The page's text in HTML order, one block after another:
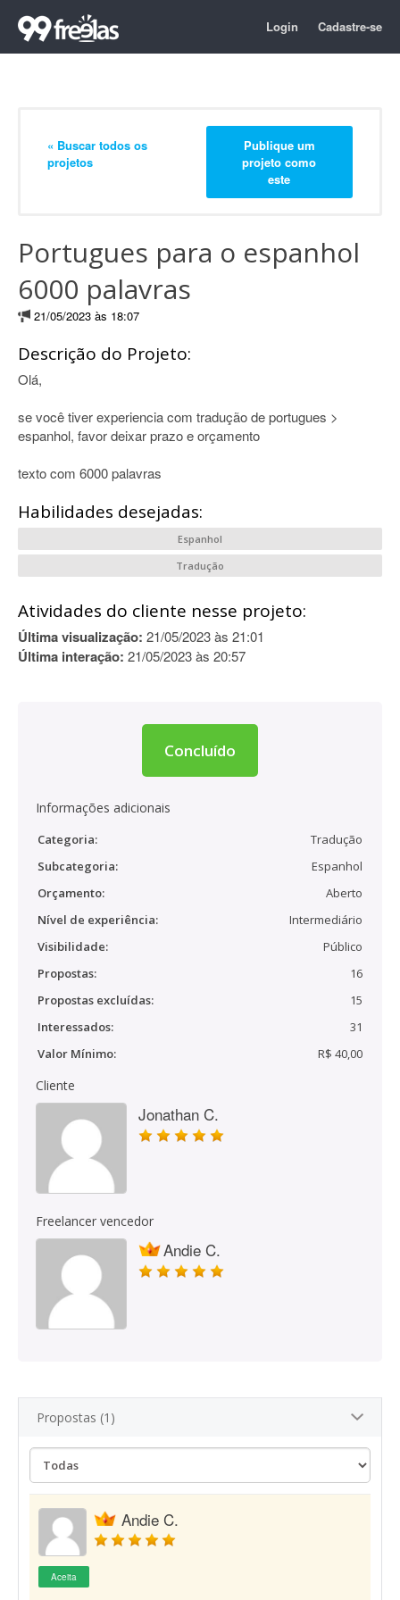
Login Cadastre-se
« Buscar todos os
projetos
Publique um
projeto como
este
Portugues para o espanhol
6000 palavras
21/05/2023 às 18:07
Descrição do Projeto:
Olá,
se você tiver experiencia com tradução de portugues >
espanhol, favor deixar prazo e orçamento
texto com 6000 palavras
Habilidades desejadas:
Espanhol
Tradução
Atividades do cliente nesse projeto:
Última visualização: 21/05/2023 às 21:01
Última interação: 21/05/2023 às 20:57
Concluído
Informações adicionais
Categoria:
Tradução
Subcategoria:
Espanhol
Orçamento:
Aberto
Nível de experiência:
Intermediário
Visibilidade:
Público
Propostas:
16
Propostas excluídas:
15
Interessados:
31
Valor Mínimo:
R$ 40,00
Cliente
Jonathan C.
Freelancer vencedor
Andie C.
Propostas (1)
Andie C.
Aceita